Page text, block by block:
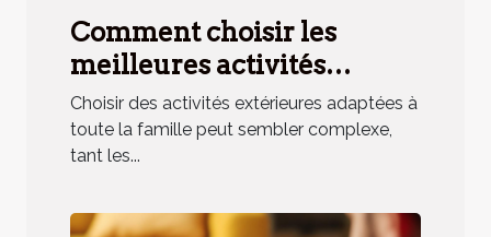
Comment choisir les
meilleures activités
extérieures pour toute la
famille ?
Choisir des activités extérieures adaptées à
toute la famille peut sembler complexe,
tant les...